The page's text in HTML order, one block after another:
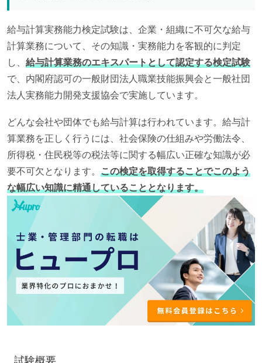
給与計算実務能力検定試験は、企業・組織に不可欠な給与
計算業務について、その知識・実務能力を客観的に判定
し、 給与計算業務のエキスパートとして認定する検定試験
で、内閣府認可の一般財団法人職業技能振興会と一般社団
法人実務能力開発支援協会で実施しています。
どんな会社や団体でも給与計算は行われています。給与計
算業務を正しく行うには、社会保険の仕組みや労働法令、
所得税・住民税等の税法等に関する幅広い正確な知識が必
要不可欠となります。 この検定を取得することでこのよう
な幅広い知識に精通していることとなります。
試験概要